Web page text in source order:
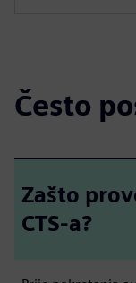
Često
Zašto
CTS-a?